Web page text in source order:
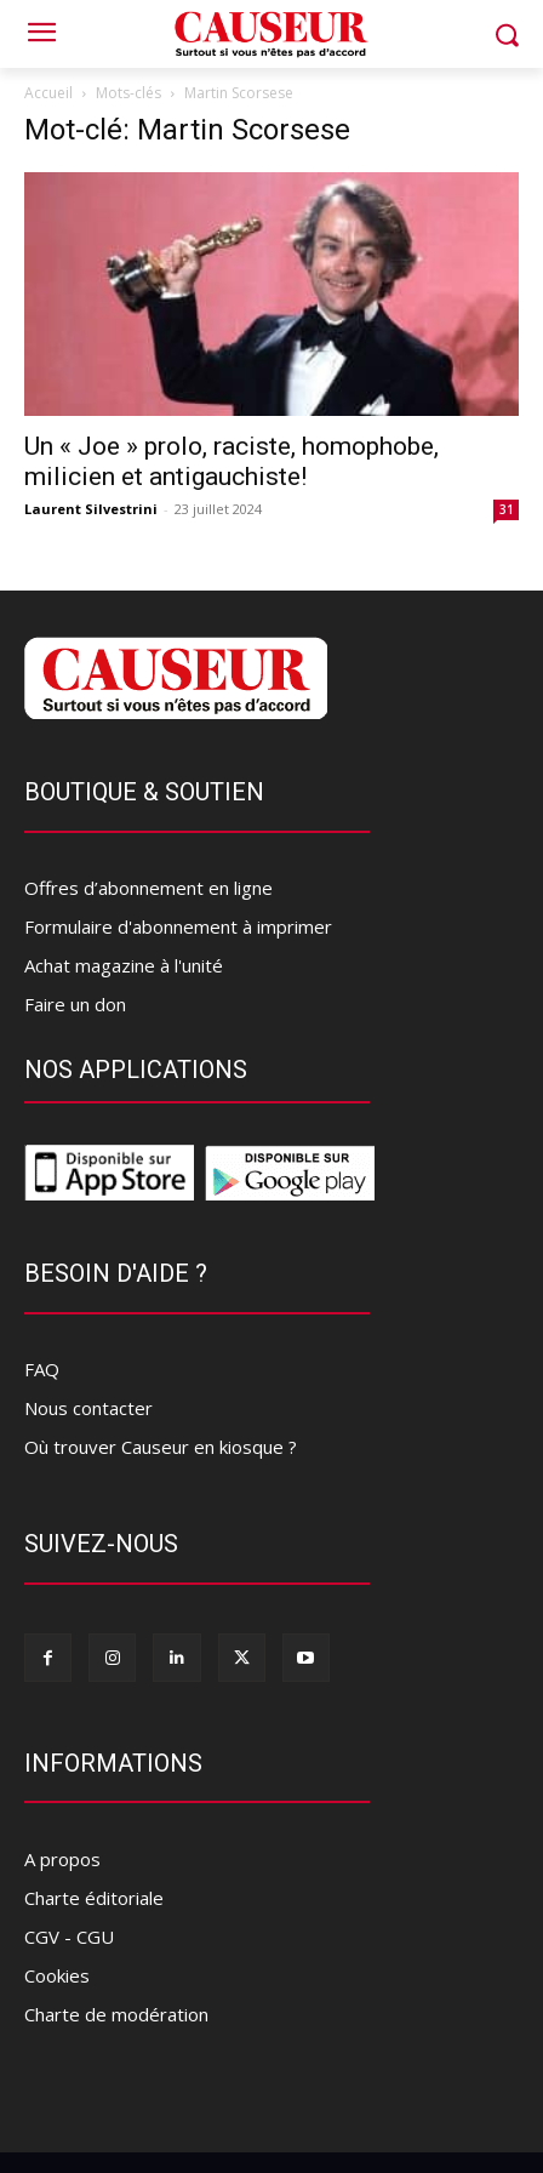
Accueil Mots-clés Martin Scorsese
Mot-clé: Martin Scorsese
Un « Joe » prolo, raciste, homophobe,
milicien et antigauchiste!
Laurent Silvestrini - 23 juillet 2024 31
BOUTIQUE & SOUTIEN
Offres d’abonnement en ligne
Formulaire d'abonnement à imprimer
Achat magazine à l'unité
Faire un don
NOS APPLICATIONS
BESOIN D'AIDE ?
FAQ
Nous contacter
Où trouver Causeur en kiosque ?
SUIVEZ-NOUS
INFORMATIONS
A propos
Charte éditoriale
CGV - CGU
Cookies
Charte de modération